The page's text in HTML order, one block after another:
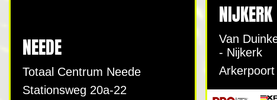
NEEDE
Totaal Centrum Neede
Stationsweg 20a-22
NIJKERK
Van
- Nijkerk
Arkerpoort